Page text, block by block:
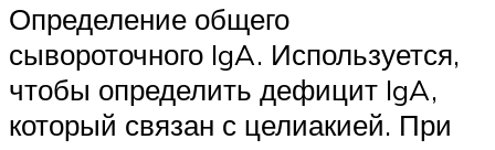
Определение общего
сывороточного IgA. Используется,
чтобы определить дефицит IgA,
который связан с целиакией. При